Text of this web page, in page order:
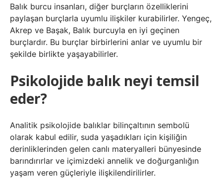
Balık burcu insanları, diğer burçların özelliklerini
paylaşan burçlarla uyumlu ilişkiler kurabilirler. Yengeç,
Akrep ve Başak, Balık burcuyla en iyi geçinen
burçlardır. Bu burçlar birbirlerini anlar ve uyumlu bir
şekilde birlikte yaşayabilirler.
Psikolojide balık neyi temsil
eder?
Analitik psikolojide balıklar bilinçaltının sembolü
olarak kabul edilir, suda yaşadıkları için kişiliğin
derinliklerinden gelen canlı materyalleri bünyesinde
barındırırlar ve içimizdeki annelik ve doğurganlığın
yaşam veren güçleriyle ilişkilendirilirler.